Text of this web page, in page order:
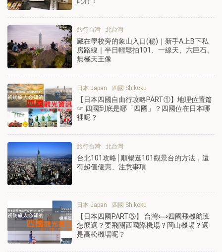
旅行台灣 北台灣
藏在學校旁的象山入口(秘)｜新手A上B下私
房路線｜半日輕鬆拍101、一線天、六巨石、
無極天王像
日本 Japan 四國 Shikoku
【日本四國自由行攻略PART①】地理位置篇
☞ 四國到底是哪「四國」？四國位在日本哪
裡呢？
旅行台灣 北台灣
台北101攻略│順暢逛101觀景台的方法，還
有超值優惠、注意事項
日本 Japan 四國 Shikoku
【日本四國PART⑤】 台灣⟺四國飛機航班
怎麼選？要飛關西國際機場？岡山機場？還
是高松機場呢？